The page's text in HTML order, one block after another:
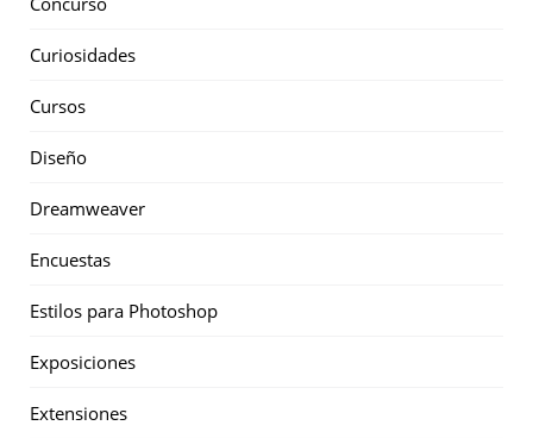
Curiosidades
Cursos
Diseño
Dreamweaver
Encuestas
Estilos para Photoshop
Exposiciones
Extensiones